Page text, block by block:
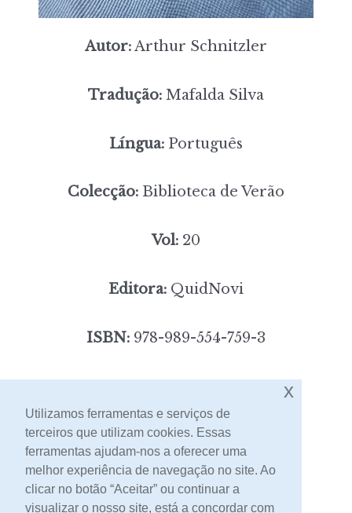
Autor:Arthur Schnitzler
Tradução: Mafalda Silva
Língua: Português
Colecção: Biblioteca de Verão
Vol: 20
Editora: QuidNovi
ISBN: 978-989-554-759-3
[portes incluídos]
Contacto
Utilizamos ferramentas e serviços de
terceiros que utilizam cookies. Essas
ferramentas ajudam-nos a oferecer uma
melhor experiência de navegação no site. Ao
clicar no botão “Aceitar” ou continuar a
visualizar o nosso site, está a concordar com
x